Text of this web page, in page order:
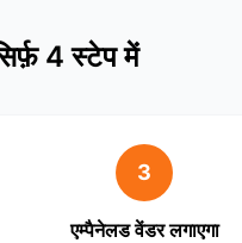
4 स्टेप में
3
एम्पैनेलड वेंडर लगाएगा